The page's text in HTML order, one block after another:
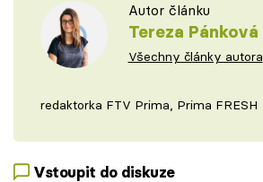
Autor článku
Tereza Pánková
Všechny články autora
redaktorka FTV Prima, Prima FRESH
Vstoupit do diskuze